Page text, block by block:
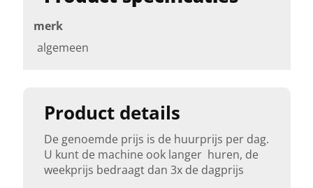
Product details
De genoemde prijs is de huurprijs per dag.
U kunt de machine ook langer huren, de
weekprijs bedraagt dan 3x de dagprijs
merk
algemeen